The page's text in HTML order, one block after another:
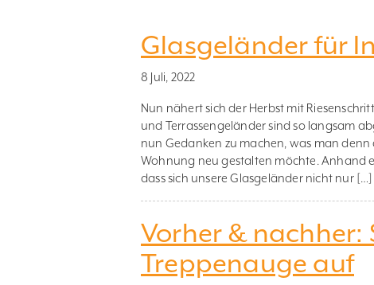
Glasgeländer für
8 Juli, 2022
Nun nähert sich der Herbst mit
und Terrassengeländer sind so langsam
nun Gedanken zu machen, was man
Wohnung neu gestalten möchte. Anhand
dass sich unsere Glasgeländer nicht nur […]
Vorher & nachher:
Treppenauge auf